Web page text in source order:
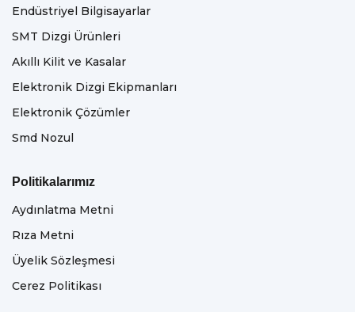
Endüstriyel Bilgisayarlar
SMT Dizgi Ürünleri
Akıllı Kilit ve Kasalar
Elektronik Dizgi Ekipmanları
Elektronik Çözümler
Smd Nozul
Politikalarımız
Aydınlatma Metni
Rıza Metni
Üyelik Sözleşmesi
Cerez Politikası